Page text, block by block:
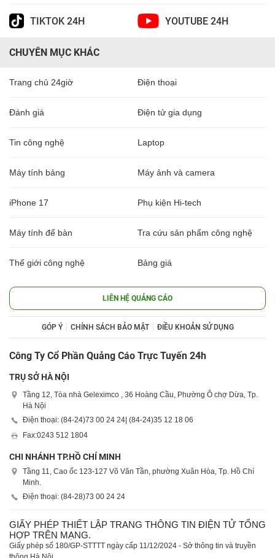
TIKTOK 24H YOUTUBE 24H
CHUYÊN MỤC KHÁC
Trang chủ 24giờ Điện thoại
Đánh giá Điện tử gia dụng
Tin công nghệ Laptop
Máy tính bảng Máy ảnh và camera
iPhone 17 Phụ kiện Hi-tech
Máy tính để bàn Tra cứu sản phẩm công nghệ
Thế giới công nghệ Bảng giá
LIÊN HỆ QUẢNG CÁO
GÓP Ý CHÍNH SÁCH BẢO MẬT ĐIỀU KHOẢN SỬ DỤNG
Công Ty Cổ Phần Quảng Cáo Trực Tuyến 24h
TRỤ SỞ HÀ NỘI
Tầng 12, Tòa nhà Geleximco , 36 Hoàng Cầu, Phường Ô chợ Dừa, Tp.
Hà Nội
Điện thoại: (84-24)73 00 24 24 | (84-24)35 12 18 06
Fax:0243 512 1804
CHI NHÁNH TP.HỒ CHÍ MINH
Tầng 11, Cao ốc 123-127 Võ Văn Tần, phường Xuân Hòa, Tp. Hồ Chí
Minh.
Điện thoại: (84-28)73 00 24 24
GIẤY PHÉP THIẾT LẬP TRANG THÔNG TIN ĐIỆN TỬ TỔNG
HỢP TRÊN MẠNG.
Giấy phép số 180/GP-STTTT ngày cấp 11/12/2024 - Sở thông tin và truyền